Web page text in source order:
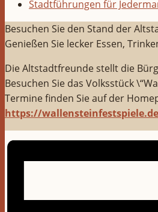
Stadtführungen für
Besuchen Sie den Stand der
Genießen Sie lecker Essen,
Die Altstadtfreunde stellt die
Besuchen Sie das Volksstück
Termine finden Sie auf der
https://wallensteinfestspiele.de